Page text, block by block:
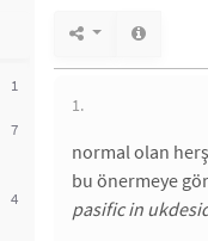
1
7
4
1.
normal olan
bu önermeye
pasific in